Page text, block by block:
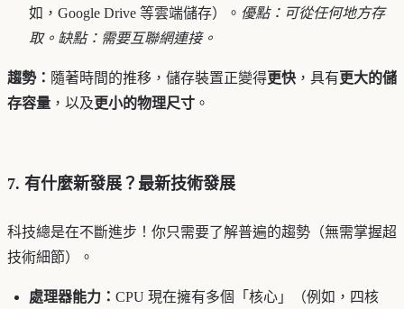
如，Google Drive 等雲端儲存）。 優點：可從任何地方存
取。缺點：需要互聯網連接。
趨勢： 隨著時間的推移，儲存裝置正變得更快 ，具有更大的儲
存容量 ，以及更小的物理尺寸 。
7. 有什麼新發展？最新技術發展
科技總是在不斷進步！你只需要了解普遍的趨勢（無需掌握超
技術細節）。
處理器能力： CPU 現在擁有多個「核心」（例如，四核